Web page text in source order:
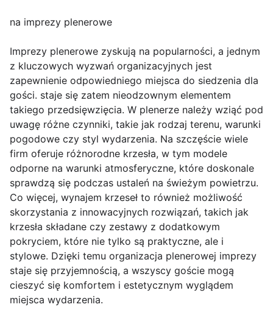
na imprezy plenerowe
Imprezy plenerowe zyskują na popularności, a jednym
z kluczowych wyzwań organizacyjnych jest
zapewnienie odpowiedniego miejsca do siedzenia dla
gości. staje się zatem nieodzownym elementem
takiego przedsięwzięcia. W plenerze należy wziąć pod
uwagę różne czynniki, takie jak rodzaj terenu, warunki
pogodowe czy styl wydarzenia. Na szczęście wiele
firm oferuje różnorodne krzesła, w tym modele
odporne na warunki atmosferyczne, które doskonale
sprawdzą się podczas ustaleń na świeżym powietrzu.
Co więcej, wynajem krzeseł to również możliwość
skorzystania z innowacyjnych rozwiązań, takich jak
krzesła składane czy zestawy z dodatkowym
pokryciem, które nie tylko są praktyczne, ale i
stylowe. Dzięki temu organizacja plenerowej imprezy
staje się przyjemnością, a wszyscy goście mogą
cieszyć się komfortem i estetycznym wyglądem
miejsca wydarzenia.